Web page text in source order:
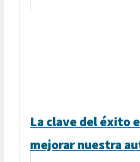
La clave del éxito
mejorar nuestra